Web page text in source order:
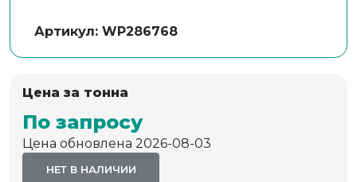
Артикул: WP286768
Цена за тонна
По запросу
Цена обновлена 2026-08-03
НЕТ В НАЛИЧИИ